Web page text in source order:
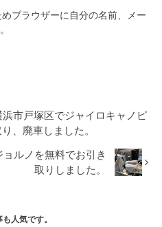
ブラウザーに自分の名前、メー
市戸塚区でジャイロキャノピ
、廃車しました。
ルノを無料でお引き
取りしました。
人気です。